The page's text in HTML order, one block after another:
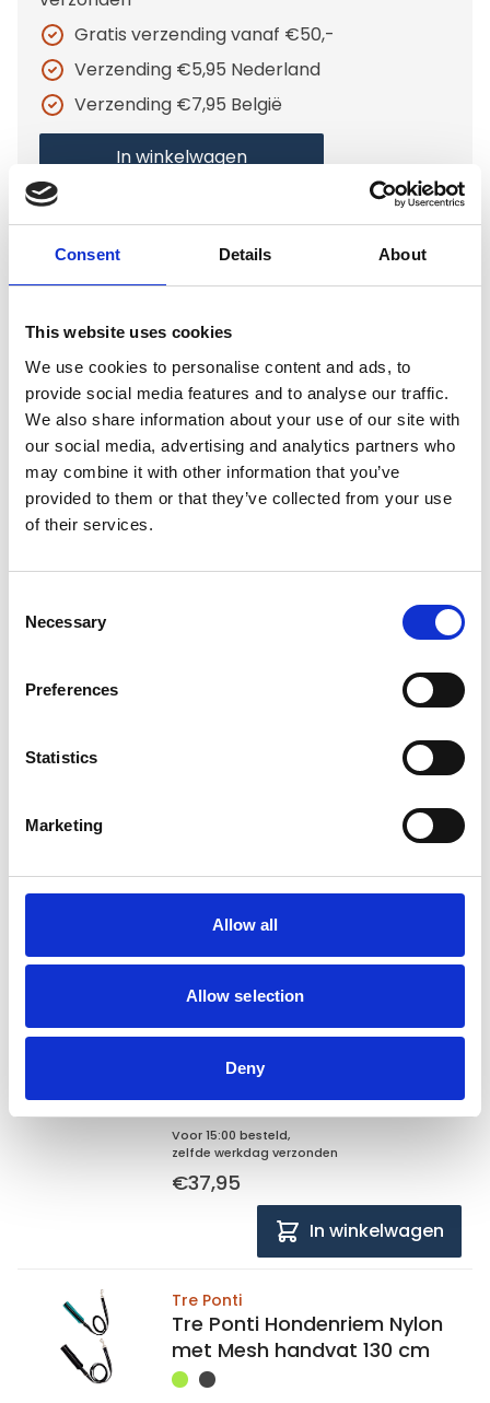
Consent Details About
This website uses cookies
We use cookies to personalise content and ads, to
provide social media features and to analyse our traffic.
We also share information about your use of our site with
our social media, advertising and analytics partners who
may combine it with other information that you’ve
provided to them or that they’ve collected from your use
of their services.
Selection
Necessary
Preferences
Statistics
Marketing
Allow all
Allow selection
Deny
Gratis verzending vanaf €50,-
Verzending €5,95 Nederland
Verzending €7,95 België
In winkelwagen
Gerelateerde producten
Tre Ponti
Tre Ponti Hondenriem Nylon
130 cm Reflecterend
Op voorraad
Voor 15:00 besteld,
Tre Ponti Poepzakjeshouder
Tre Ponti Hondentuig Fibbia
mesh verstelbaar maat 2 -
35 - 49 cm
Op voorraad
Voor 15:00 besteld,
zelfde werkdag verzonden
€37,95
In winkelwagen
Tre Ponti
Tre Ponti Hondenriem Nylon
met Mesh handvat 130 cm